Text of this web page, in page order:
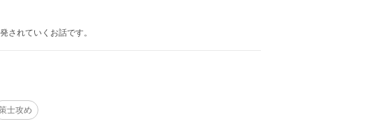
されていくお話です。
士攻め